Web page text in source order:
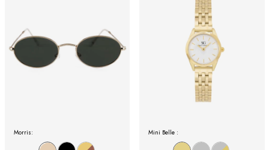
Morris: Mini Belle :